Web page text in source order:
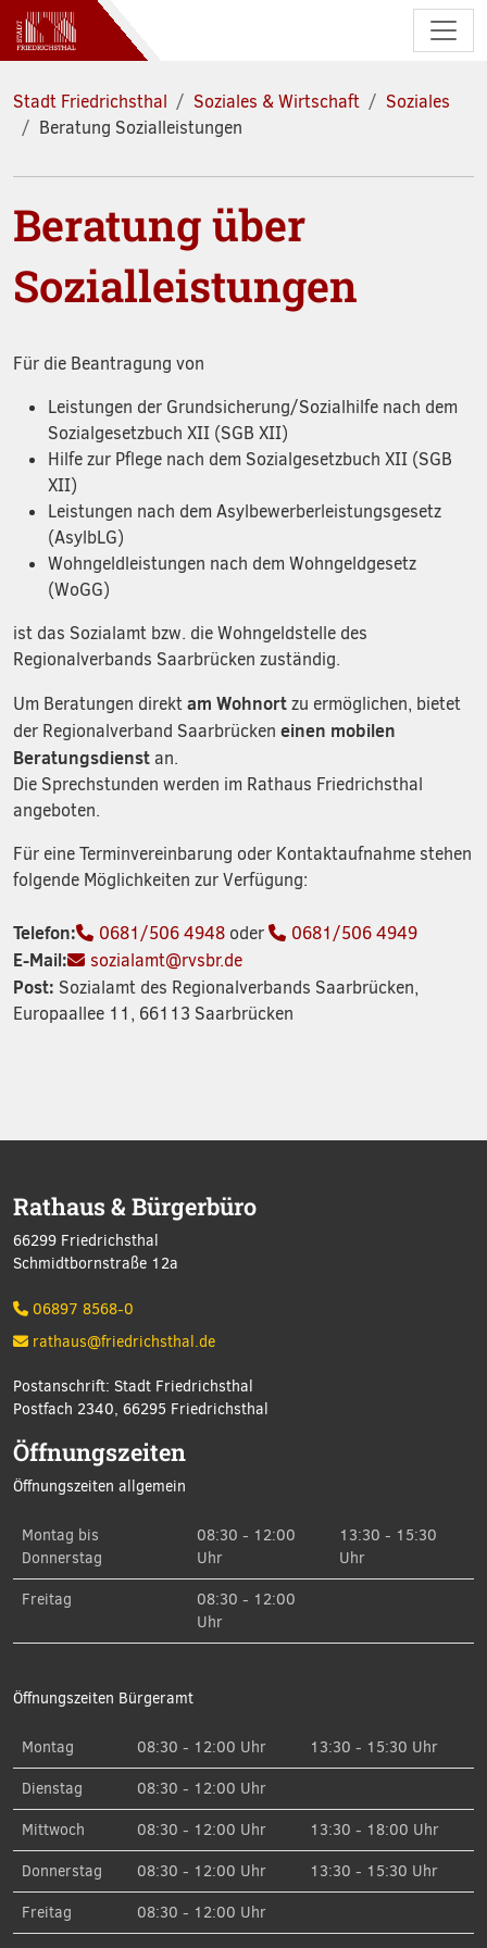
Zum Hauptinhalt springen
Stadt Friedrichsthal Soziales & Wirtschaft
Soziales
Beratung Sozialleistungen
Beratung über
Sozialleistungen
Für die Beantragung von
Leistungen der Grundsicherung/Sozialhilfe nach dem
Sozialgesetzbuch XII (SGB XII)
Hilfe zur Pflege nach dem Sozialgesetzbuch XII (SGB
XII)
Leistungen nach dem Asylbewerberleistungsgesetz
(AsylbLG)
Wohngeldleistungen nach dem Wohngeldgesetz
(WoGG)
ist das Sozialamt bzw. die Wohngeldstelle des
Regionalverbands Saarbrücken zuständig.
Um Beratungen direktam Wohnortzu ermöglichen, bietet
der Regionalverband Saarbrücken einen mobilen
Beratungsdienst an.
Die Sprechstunden werden im Rathaus Friedrichsthal
angeboten.
Für eine Terminvereinbarung oder Kontaktaufnahme stehen
folgende Möglichkeiten zur Verfügung:
Telefon: 0681/506 4948oder 0681/506 4949
E-Mail: sozialamt@rvsbr.de
Post: Sozialamt des Regionalverbands Saarbrücken,
Europaallee 11, 66113 Saarbrücken
Rathaus & Bürgerbüro
66299 Friedrichsthal
Schmidtbornstraße 12a
06897 8568-0
rathaus@friedrichsthal.de
Postanschrift: Stadt Friedrichsthal
Postfach 2340, 66295 Friedrichsthal
Öffnungszeiten
Öffnungszeiten allgemein
Montag bis
Donnerstag
08:30 - 12:00
Uhr
13:30 - 15:30
Uhr
Freitag
08:30 - 12:00
Uhr
Öffnungszeiten Bürgeramt
Montag 08:30 - 12:00 Uhr
13:30 - 15:30 Uhr
Dienstag
08:30 - 12:00 Uhr
Mittwoch
08:30 - 12:00 Uhr
13:30 - 18:00 Uhr
Donnerstag
08:30 - 12:00 Uhr
13:30 - 15:30 Uhr
Freitag
08:30 - 12:00 Uhr